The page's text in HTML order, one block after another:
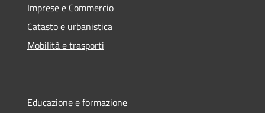
Imprese e Commercio
Catasto e urbanistica
Mobilità e trasporti
Educazione e formazione